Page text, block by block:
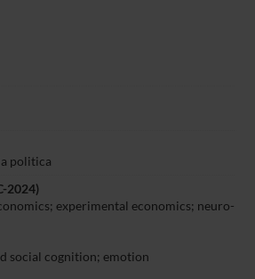
politica
2024)
experimental economics; neuro-
social cognition; emotion